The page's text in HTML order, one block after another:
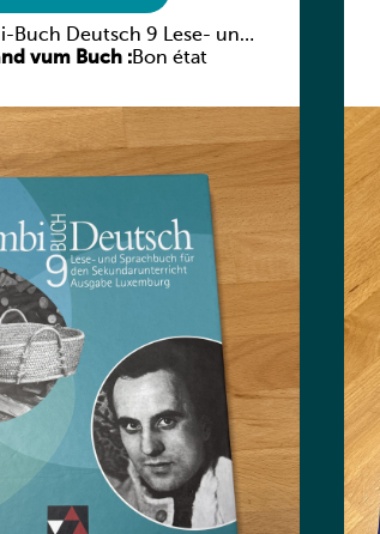
Buch Deutsch 9 Lese- und
vum Buch :Bon état